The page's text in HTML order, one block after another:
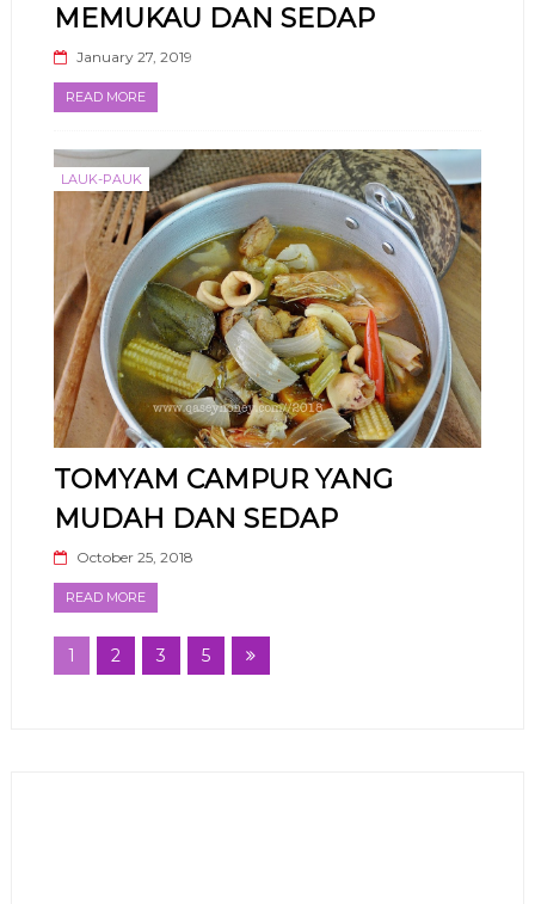
MEMUKAU DAN SEDAP
January 27, 2019
READ MORE
LAUK-PAUK
TOMYAM CAMPUR YANG
MUDAH DAN SEDAP
October 25, 2018
READ MORE
1 2 3 5